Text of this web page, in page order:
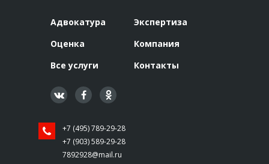
Адвокатура
Экспертиза
Оценка
Компания
Все услуги
Контакты
+7 (495) 789-29-28
+7 (903) 589-29-28
7892928@mail.ru